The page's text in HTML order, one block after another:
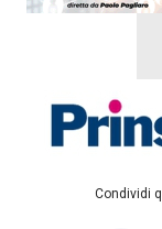
Condividi